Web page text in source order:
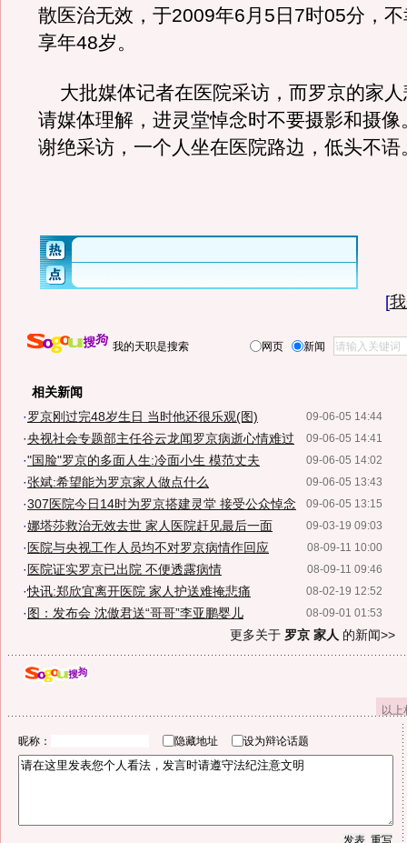
散医治无效，于2009年6月5日7时05分，
享年48岁。
大批媒体记者在医院采访，而罗京的家人
请媒体理解，进灵堂悼念时不要摄影和摄像
谢绝采访，一个人坐在医院路边，低头不语
[
我的天职是搜索 网页 新闻
相关新闻
09-06-05 14:44
·罗京刚过完48岁生日 当时他还很乐观(图)
09-06-05 14:41
·央视社会专题部主任谷云龙闻罗京病逝心情难过
09-06-05 14:02
·"国脸"罗京的多面人生:冷面小生 模范丈夫
09-06-05 13:43
·张斌:希望能为罗京家人做点什么
09-06-05 13:15
·307医院今日14时为罗京搭建灵堂 接受公众悼念
09-03-19 09:03
·娜塔莎救治无效去世 家人医院赶见最后一面
08-09-11 10:00
· 医院与央视工作人员均不对罗京病情作回应
08-09-11 09:46
· 医院证实罗京已出院 不便透露病情
08-02-19 12:52
·快讯:郑欣宜离开医院 家人护送难掩悲痛
08-09-01 01:53
· 图：发布会 沈傲君送“哥哥”李亚鹏婴儿
更多关于 罗京 家人 的新闻>>
以
昵称： 隐藏地址 设为辩论话题